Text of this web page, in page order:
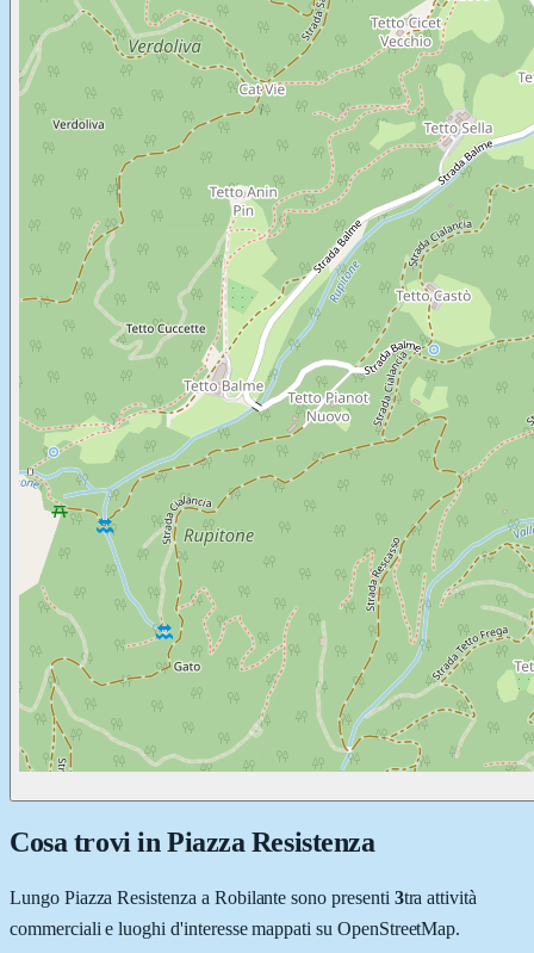
Cosa trovi in Piazza Resistenza
Lungo Piazza Resistenza a Robilante sono presenti 3tra attività
commerciali e luoghi d'interesse mappati su OpenStreetMap.